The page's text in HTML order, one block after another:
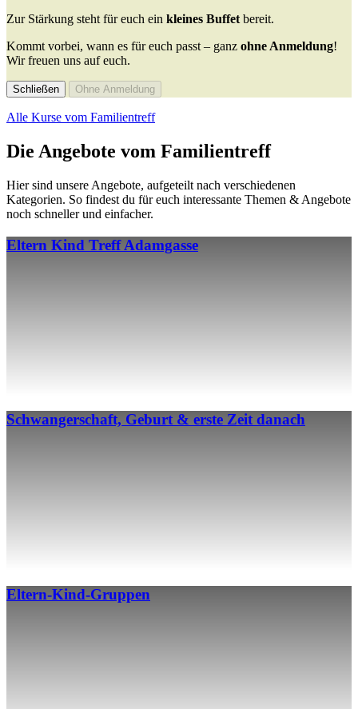
Zur Stärkung steht für euch ein kleines Buffet bereit.
Kommt vorbei, wann es für euch passt – ganz ohne Anmeldung!
Wir freuen uns auf euch.
Schließen Ohne Anmeldung
Alle Kurse vom Familientreff
Die Angebote vom Familientreff
Hier sind unsere Angebote, aufgeteilt nach verschiedenen
Kategorien. So findest du für euch interessante Themen & Angebote
noch schneller und einfacher.
Eltern Kind Treff Adamgasse
Schwangerschaft, Geburt & erste Zeit danach
Eltern-Kind-Gruppen